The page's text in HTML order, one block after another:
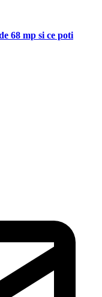
68 mp si ce poti